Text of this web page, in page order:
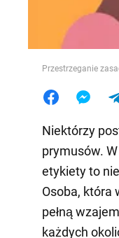
Przestrzeganie
Niektórzy
prymusów.
etykiety to
Osoba, która
pełną
każdych